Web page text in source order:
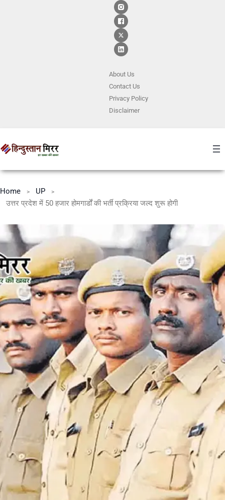
About Us
ContactUs
Privacy Policy
Disclaimer
Home
UP
उत्तर प्रदेश में 50 हजार होमगार्डों की भर्ती प्रक्रिया जल्द शुरू होगी